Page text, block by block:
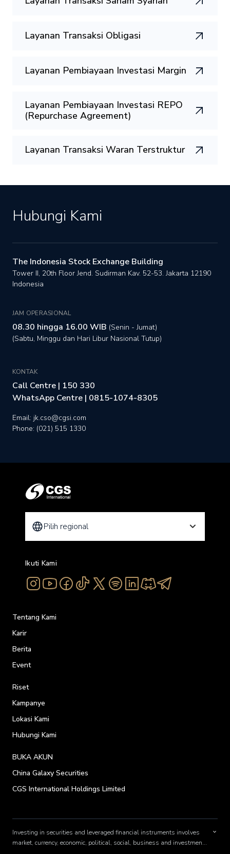
Layanan Transaksi Obligasi
Layanan Pembiayaan Investasi Margin
Layanan Pembiayaan Investasi REPO
(Repurchase Agreement)
Layanan Transaksi Waran Terstruktur
Hubungi Kami
The Indonesia Stock Exchange Building
Tower II, 20th Floor Jend. Sudirman Kav. 52-53. Jakarta 12190
Indonesia
JAM OPERASIONAL
08.30 hingga 16.00 WIB (Senin - Jumat)
(Sabtu, Minggu dan Hari Libur Nasional Tutup)
KONTAK
Call Centre | 150 330
WhatsApp Centre | 0815-1074-8305
Email: jk.cso@cgsi.com
Phone: (021) 515 1330
Pilih regional
Ikuti Kami
Tentang Kami
Karir
Berita
Event
Riset
Kampanye
Lokasi Kami
Hubungi Kami
BUKA AKUN
China Galaxy Securities
CGS International Holdings Limited
Investing in securities and leveraged financial instruments involves
market, currency, economic, political, social, business and investment